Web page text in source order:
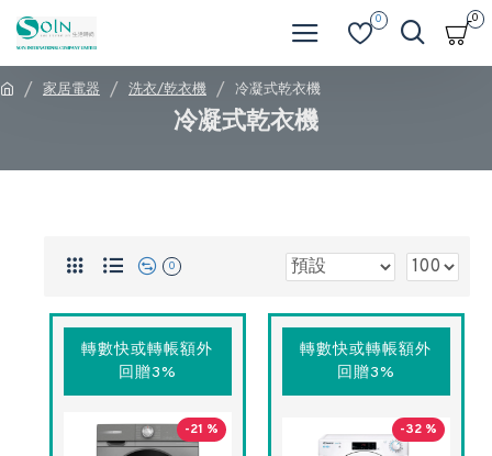
0 0
家居電器 洗衣/乾衣機 冷凝式乾衣機
冷凝式乾衣機
0
轉數快或轉帳額外
回贈3%
-21 %
轉數快或轉帳額外
回贈3%
-32 %